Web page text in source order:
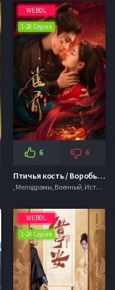
WEBDL
1-28 Серия
6 6
Птичья кость / Воробьиная кость / Ключ к сердцу феникса (2026)
, Мелодрамы, Военный, Исторические
WEBDL
1-24 Серия